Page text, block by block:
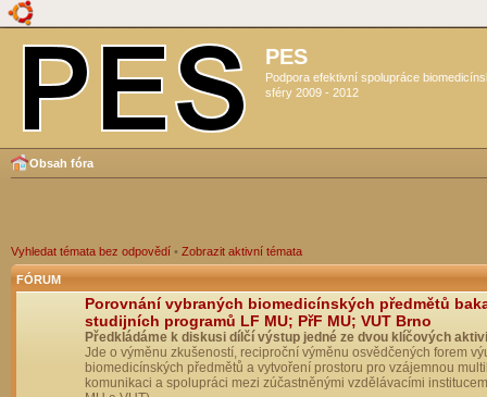
PES
Podpora efektivní spolupráce
sféry 2009 - 2012
Obsah fóra
Vyhledat témata bez odpovědí • Zobrazit aktivní témata
FÓRUM
Porovnání vybraných biomedicínských předmětů
studijních programů LF MU; PřF MU; VUT Brno
Předkládáme k diskusi dílčí výstup jedné ze dvou klíčových
Jde o výměnu zkušeností, reciproční výměnu osvědčených forem
biomedicínských předmětů a vytvoření prostoru pro vzájemnou
komunikaci a spolupráci mezi zúčastněnými vzdělávacími